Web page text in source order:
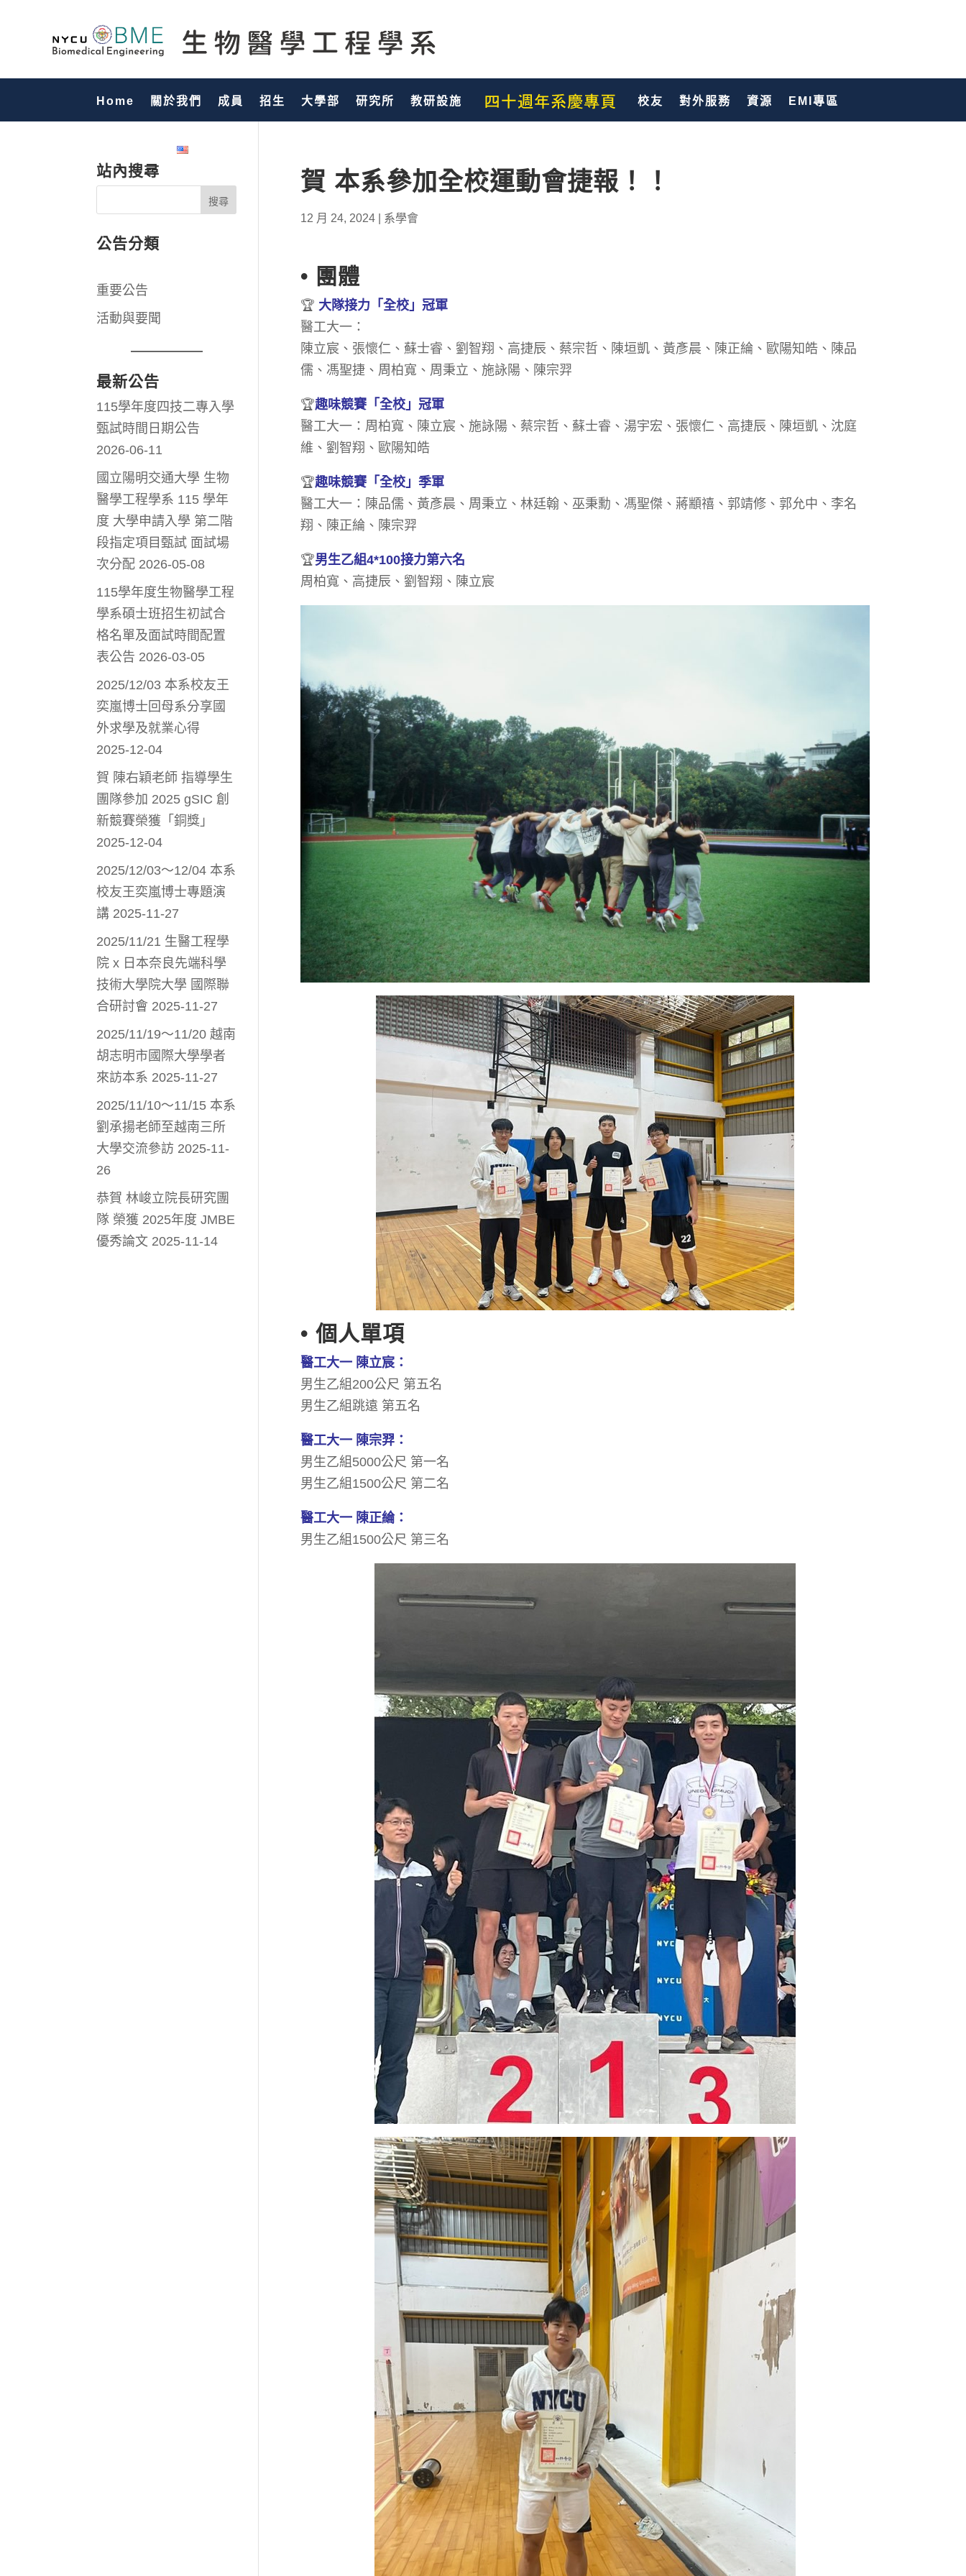
Home 關於我們 成員 招生 大學部 研究所 教研設施 校友 對外服務 資源 EMI專區
賀 本系參加全校運動會捷報！！
12 月 24, 2024| 系學會
• 團體
🏆 大隊接力「全校」冠軍
醫工大一：
陳立宸、張懷仁、蘇士睿、劉智翔、高捷辰、蔡宗哲、陳垣凱、黃彥晨、陳正綸、歐陽知皓、陳品
儒、馮聖捷、周柏寬、周秉立、施詠陽、陳宗羿
🏆趣味競賽「全校」冠軍
醫工大一：周柏寬、陳立宸、施詠陽、蔡宗哲、蘇士睿、湯宇宏、張懷仁、高捷辰、陳垣凱、沈庭
維、劉智翔、歐陽知皓
🏆趣味競賽「全校」季軍
醫工大一：陳品儒、黃彥晨、周秉立、林廷翰、巫秉勳、馮聖傑、蔣顓禧、郭靖修、郭允中、李名
翔、陳正綸、陳宗羿
🏆男生乙組4*100接力第六名
周柏寬、高捷辰、劉智翔、陳立宸
• 個人單項
醫工大一 陳立宸：
男生乙組200公尺 第五名
男生乙組跳遠 第五名
醫工大一 陳宗羿：
男生乙組5000公尺 第一名
男生乙組1500公尺 第二名
醫工大一 陳正綸：
男生乙組1500公尺 第三名
站內搜尋
公告分類
重要公告
活動與要聞
最新公告
115學年度四技二專入學
甄試時間日期公告
2026-06-11
國立陽明交通大學 生物
醫學工程學系 115 學年
度 大學申請入學 第二階
段指定項目甄試 面試場
次分配 2026-05-08
115學年度生物醫學工程
學系碩士班招生初試合
格名單及面試時間配置
表公告 2026-03-05
2025/12/03 本系校友王
奕嵐博士回母系分享國
外求學及就業心得
2025-12-04
賀 陳右穎老師 指導學生
團隊參加 2025 gSIC 創
新競賽榮獲「銅獎」
2025-12-04
2025/12/03～12/04 本系
校友王奕嵐博士專題演
講 2025-11-27
2025/11/21 生醫工程學
院 x 日本奈良先端科學
技術大學院大學 國際聯
合研討會 2025-11-27
2025/11/19～11/20 越南
胡志明市國際大學學者
來訪本系 2025-11-27
2025/11/10～11/15 本系
劉承揚老師至越南三所
大學交流參訪 2025-11-
26
恭賀 林峻立院長研究團
隊 榮獲 2025年度 JMBE
優秀論文 2025-11-14